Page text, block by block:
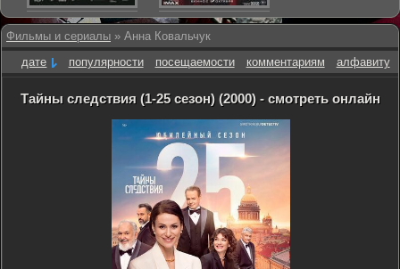
Фильмы и сериалы » Анна Ковальчук
дате
популярности посещаемости комментариям алфавиту
Тайны следствия (1-25 сезон) (2000) - смотреть онлайн